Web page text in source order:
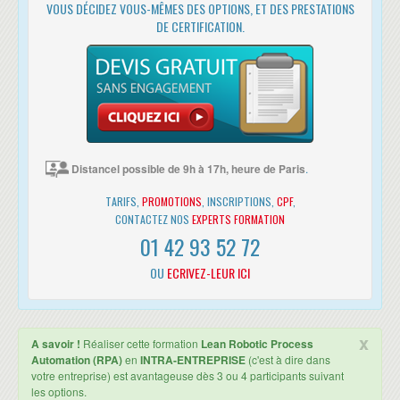
Spécification fonctionnelle
Démonstration d'un développement RPA
Généralisation du déploiement
Organisation du support technique et fonctionnel
Gestion des évolutions
formation.
• Cette formation est organisée pour un maximum de 14 participants.
VOUS DÉCIDEZ VOUS-MÊMES DES OPTIONS, ET DES PRESTATIONS
DE CERTIFICATION.
Distancel possible de 9h à 17h, heure de Paris.
TARIFS, PROMOTIONS , INSCRIPTIONS, CPF,
CONTACTEZ NOS EXPERTS FORMATION
01 42 93 52 72
OU ECRIVEZ-LEUR ICI
x
A savoir ! Réaliser cette formation Lean Robotic Process
Automation (RPA)en INTRA-ENTREPRISE (c'est à dire dans
votre entreprise) est avantageuse dès 3 ou 4 participants suivant
les options.